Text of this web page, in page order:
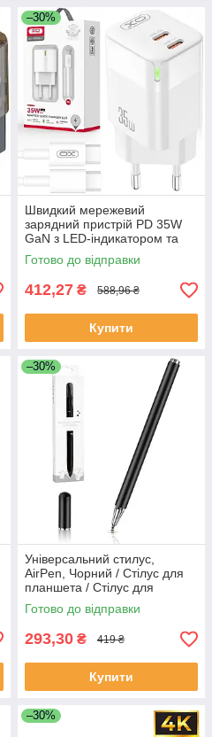
–30%
Швидкий мережевий
зарядний пристрій PD 35W
GaN з LED-індикатором та
кабелем Type-C XO CE07,
Білий / Блок живлення для
Готово до відправки
412,27 ₴ 588,96 ₴
Купити
–30%
Універсальний стилус,
AirPen, Чорний / Стілус для
планшета / Стілус для
телефону / Стилус ручка
Готово до відправки
293,30 ₴ 419 ₴
Купити
–30%